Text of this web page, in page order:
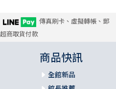
傳真刷卡、虛擬轉帳、郵
商取貨付款
商品快訊
全館新品